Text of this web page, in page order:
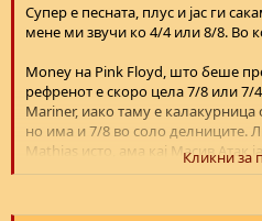
Супер е песната, плус и јас ги
мене ми звучи ко 4/4 или 8/8. Во
Money на Pink Floyd, што беше
рефренот е скоро цела 7/8 или
Mariner, иако таму е калакурница
но има и 7/8 во соло делниците.
Mathias исто, ама кај Масив Атак
грешам, не знам, затоа барам
делница е 1, 2, 3, 4, па пак 1, 2, 3,
Кликни за